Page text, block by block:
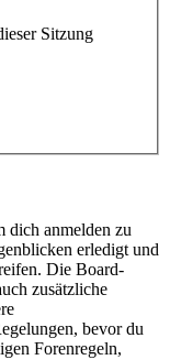
Sitzung
dich anmelden zu
erledigt und
Die Board-
zusätzliche
bevor du
Forenregeln,